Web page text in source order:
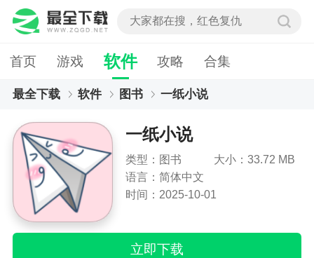
首页 游戏 软件 攻略 合集
最全下载 软件 图书 一纸小说
一纸小说
类型：图书
大小：33.72 MB
语言：简体中文
时间：2025-10-01
立即下载